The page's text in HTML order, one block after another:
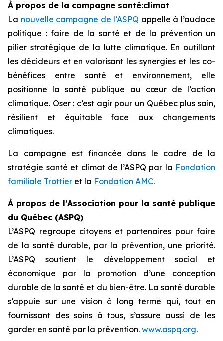
À propos de la campagne santé:climat
La nouvelle campagne de l’ASPQ appelle à l’audace
politique : faire de la santé et de la prévention un
pilier stratégique de la lutte climatique. En outillant
les décideurs et en valorisant les synergies et les co-
bénéfices entre santé et environnement, elle
positionne la santé publique au cœur de l’action
climatique. Oser : c’est agir pour un Québec plus sain,
résilient et équitable face aux changements
climatiques.
La campagne est financée dans le cadre de la
stratégie santé et climat de l’ASPQ par la Fondation
familiale Trottier et la Fondation AMC.
À propos de l’Association pour la santé publique
du Québec (ASPQ)
L’ASPQ regroupe citoyens et partenaires pour faire
de la santé durable, par la prévention, une priorité.
L’ASPQ soutient le développement social et
économique par la promotion d’une conception
durable de la santé et du bien-être. La santé durable
s’appuie sur une vision à long terme qui, tout en
fournissant des soins à tous, s’assure aussi de les
garder en santé par la prévention. www.aspq.org.